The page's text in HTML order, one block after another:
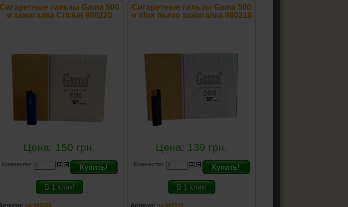
Сигаретные гильзы Gama 500
и зажигалка Cricket 980220
Цена: 150 грн.
Количество: Купить!
В 1 клик!
na-980220
Сигаретные гильзы Gama 500
и xfox пьезо зажигалка 980218
Цена: 139 грн.
Количество: Купить!
В 1 клик!
Артикул: na-980218